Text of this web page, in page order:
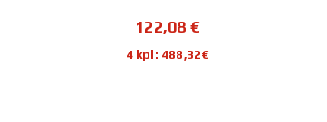
184,13 €
4 kpl: 736,52€